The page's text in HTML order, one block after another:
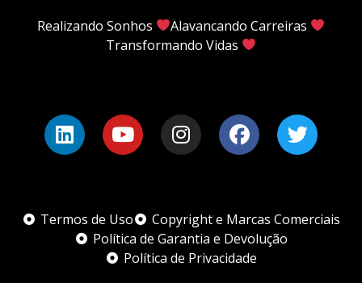
Realizando Sonhos
Alavancando Carreiras
Transformando Vidas
Termos de Uso
Copyright e Marcas Comerciais
Política de Garantia e Devolução
Política de Privacidade